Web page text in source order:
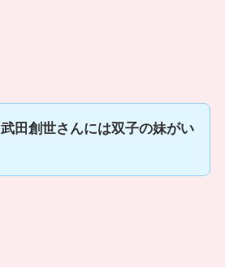
武田創世さんには双子の妹がい